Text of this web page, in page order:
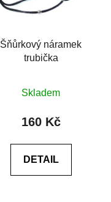
Šňůrkový náramek
trubička
hodnocení
produktu
z
Skladem
160 Kč
DETAIL